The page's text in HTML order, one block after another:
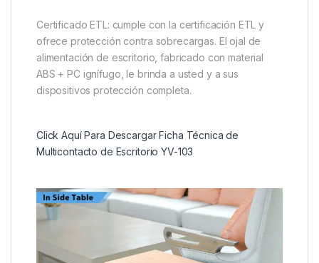
Certificado ETL: cumple con la certificación ETL y
ofrece protección contra sobrecargas. El ojal de
alimentación de escritorio, fabricado con material
ABS + PC ignífugo, le brinda a usted y a sus
dispositivos protección completa.
Click Aquí Para Descargar Ficha Técnica de
Multicontacto de Escritorio YV-103